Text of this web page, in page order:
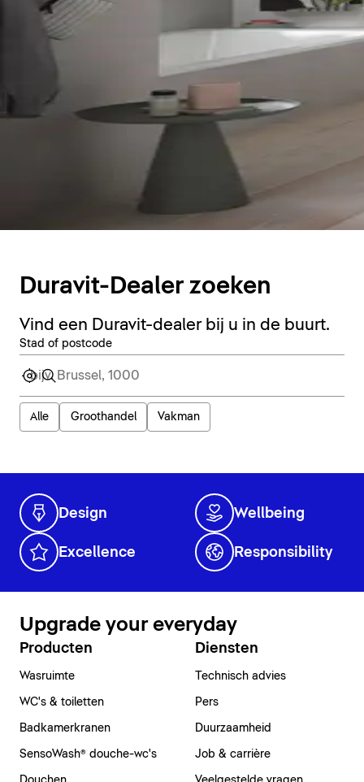
Duravit-Dealer zoeken
Vind een Duravit-dealer bij u in de buurt.
Stad of postcode
Alle Groothandel Vakman
Design Wellbeing
Excellence Responsibility
Upgrade your everyday
Producten
Wasruimte
WC's & toiletten
Badkamerkranen
SensoWash® douche-wc's
Diensten
Technisch advies
Pers
Duurzaamheid
Job & carrière